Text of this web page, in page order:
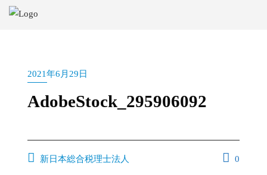
2021年6月29日
AdobeStock_295906092
新日本総合税理士法人 0